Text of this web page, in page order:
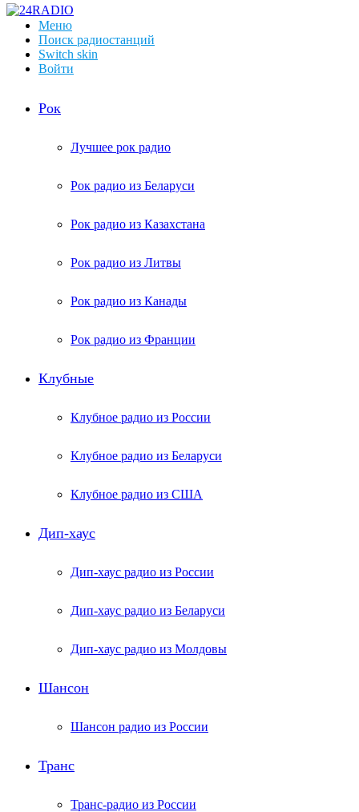
Меню
Поиск радиостанций
Switch skin
Войти
Рок
Лучшее рок радио
Рок радио из Беларуси
Рок радио из Казахстана
Рок радио из Литвы
Рок радио из Канады
Рок радио из Франции
Клубные
Клубное радио из России
Клубное радио из Беларуси
Клубное радио из США
Дип-хаус
Дип-хаус радио из России
Дип-хаус радио из Беларуси
Дип-хаус радио из Молдовы
Шансон
Шансон радио из России
Транс
Транс-радио из России